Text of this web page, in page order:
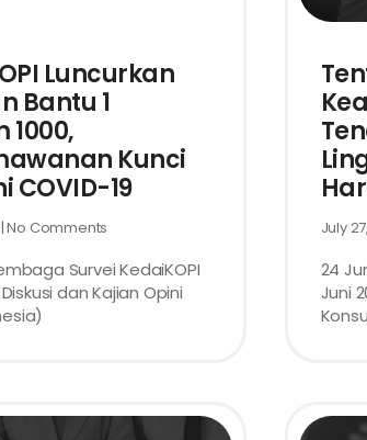
Luncurkan
Bantu 1
1000,
Kunci
COVID-19
No Comments
Survei KedaiKOPI
dan Kajian Opini
July
24
Juni